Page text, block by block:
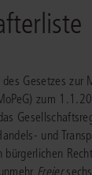
Gesetzes zur
zum
und
bürgerlichen
Freier